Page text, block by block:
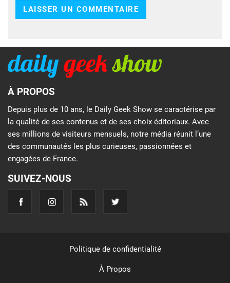
À PROPOS
Depuis plus de 10 ans, le Daily Geek Show se caractérise par
la qualité de ses contenus et de ses choix éditoriaux. Avec
ses millions de visiteurs mensuels, notre média réunit l’une
des communautés les plus curieuses, passionnées et
engagées de France.
SUIVEZ-NOUS
Politique de confidentialité
À Propos